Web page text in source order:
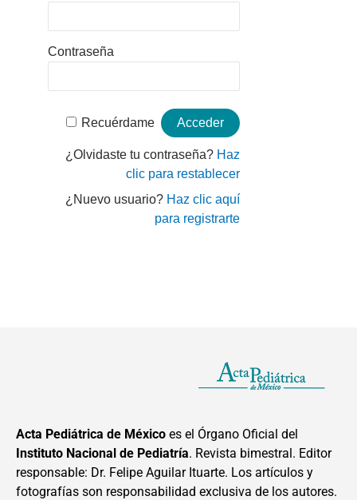
Contraseña
Recuérdame
¿Olvidaste tu contraseña? Haz
clic para restablecer
¿Nuevo usuario? Haz clic aquí
para registrarte
Acta Pediátrica de México es el Órgano Oficial del
Instituto Nacional de Pediatría. Revista bimestral. Editor
responsable: Dr. Felipe Aguilar Ituarte. Los artículos y
fotografías son responsabilidad exclusiva de los autores.